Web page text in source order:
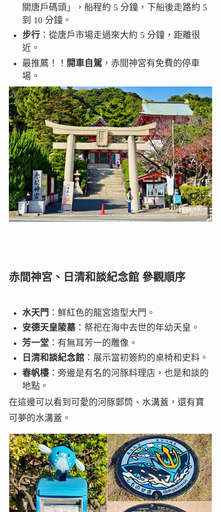
關唐戶碼頭」，船程約 5 分鐘，下船後走路約 5
到 10 分鐘。
步行：從唐戶市場走過來大約 5 分鐘，距離很
近。
最推薦！！ 開車自駕，赤間神宮有免費的停車
場。
赤間神宮、日清和談紀念館 參觀順序
水天門 ：鮮紅色的龍宮造型大門。
安德天皇陵墓：祭祀在海中去世的年幼天皇。
芳一堂：有無耳芳一的雕像。
日清和談紀念館：展示當初簽約的桌椅和史料。
春帆樓：旁邊是有名的河豚料理店，也是和談的
地點。
在這邊可以看到可愛的河豚郵筒、水溝蓋，還有寶
可夢的水溝蓋。